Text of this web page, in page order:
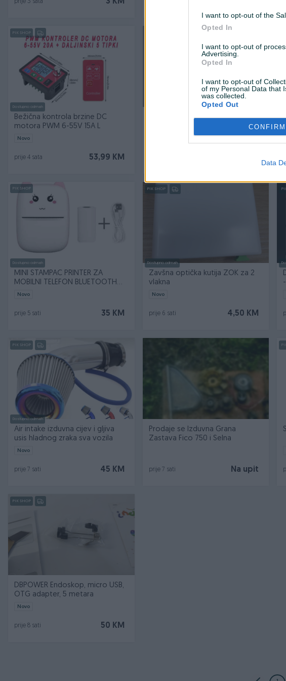
I want to opt-out of the
Opted In
I want to opt-out of
Advertising.
Opted In
I want to opt-out of
of my Personal Data that
was collected.
Opted Out
CONFIRM
Data
prije 3 sata
PIK SHOP
Dostupno odmah
Bežična kontrola brzine DC
motora PWM 6-55V 15A L
Novo
53,99 KM
prije 4 sata
Burgija za beton 16/550
PIK SHOP
Dostupno odmah
MINI STAMPAC PRINTER ZA
MOBILNI TELEFON BLUETOOTH
MINI
Novo
35 KM
prije 5 sati
PIK SHOP
Dostupno odmah
Zavšna optička kutija ZOK za 2
vlakna
Novo
4,50 KM
prije 6 sati
PIK SHOP
Dostupno odmah
Air intake izduvna cijev i gljiva
usis hladnog zraka sva vozila
Novo
45 KM
prije 7 sati
Prodaje se Izduvna Grana
Zastava Fico 750 i Selna
Na upit
prije 7 sati
PIK SHOP
DBPOWER Endoskop, micro USB,
OTG adapter, 5 metara
Novo
50 KM
prije 8 sati